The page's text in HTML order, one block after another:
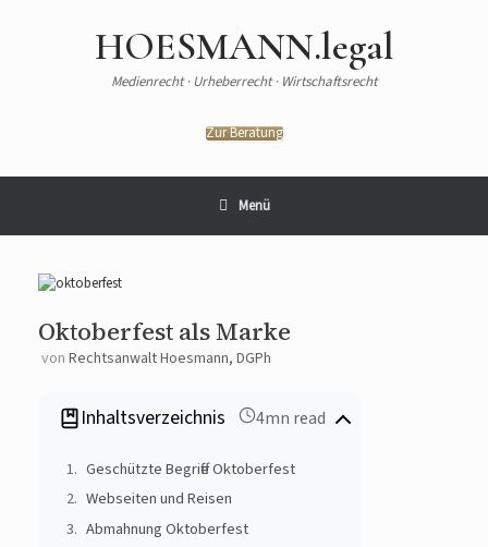
HOESMANN.legal
Medienrecht · Urheberrecht · Wirtschaftsrecht
Zur Beratung
Menü
Oktoberfest als Marke
von Rechtsanwalt Hoesmann, DGPh
Inhaltsverzeichnis 4mn read
Geschützte Begriffe Oktoberfest
Webseiten und Reisen
Abmahnung Oktoberfest